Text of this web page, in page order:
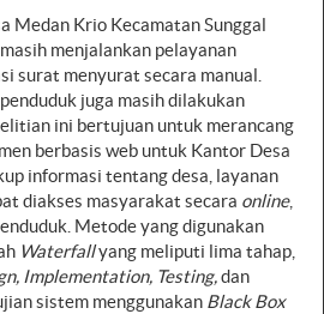
Medan Krio Kecamatan Sunggal
menjalankan pelayanan
surat menyurat secara manual.
juga masih dilakukan
ini bertujuan untuk merancang
berbasis web untuk Kantor Desa
informasi tentang desa, layanan
diakses masyarakat secara online,
Metode yang digunakan
Waterfallyang meliputi lima tahap,
Implementation, Testing,dan
sistem menggunakan Black Box